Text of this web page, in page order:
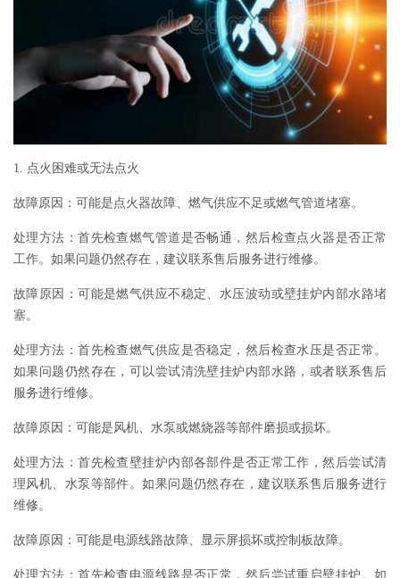
1. 点火困难或无法点火
故障原因：可能是点火器故障、燃气供应不足或燃气管道堵塞。
处理方法：首先检查燃气管道是否畅通，然后检查点火器是否正常
工作。如果问题仍然存在，建议联系售后服务进行维修。
故障原因：可能是燃气供应不稳定、水压波动或壁挂炉内部水路堵
塞。
处理方法：首先检查燃气供应是否稳定，然后检查水压是否正常。
如果问题仍然存在，可以尝试清洗壁挂炉内部水路，或者联系售后
服务进行维修。
故障原因：可能是风机、水泵或燃烧器等部件磨损或损坏。
处理方法：首先检查壁挂炉内部各部件是否正常工作，然后尝试清
理风机、水泵等部件。如果问题仍然存在，建议联系售后服务进行
维修。
故障原因：可能是电源线路故障、显示屏损坏或控制板故障。
处理方法：首先检查电源线路是否正常，然后尝试重启壁挂炉。如